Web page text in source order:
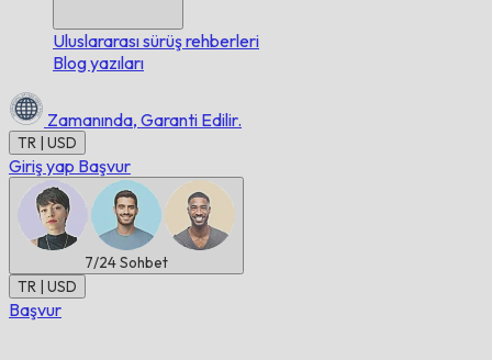
Uluslararası sürüş rehberleri
Blog yazıları
Zamanında, Garanti Edilir.
TR | USD
Giriş yap Başvur
7/24Sohbet
TR | USD
Başvur